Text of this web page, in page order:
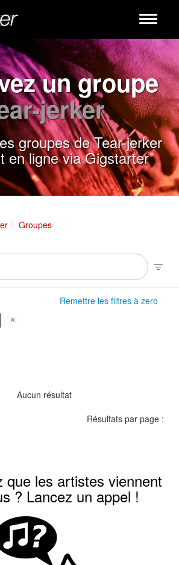
Toggle
un groupe
jerker
groupes de Tear-jerker
en ligne via Gigstarter
Groupes
Remettre les filtres à zero
Aucun résultat
Résultats par page :
que les artistes viennent
? Lancez un appel !